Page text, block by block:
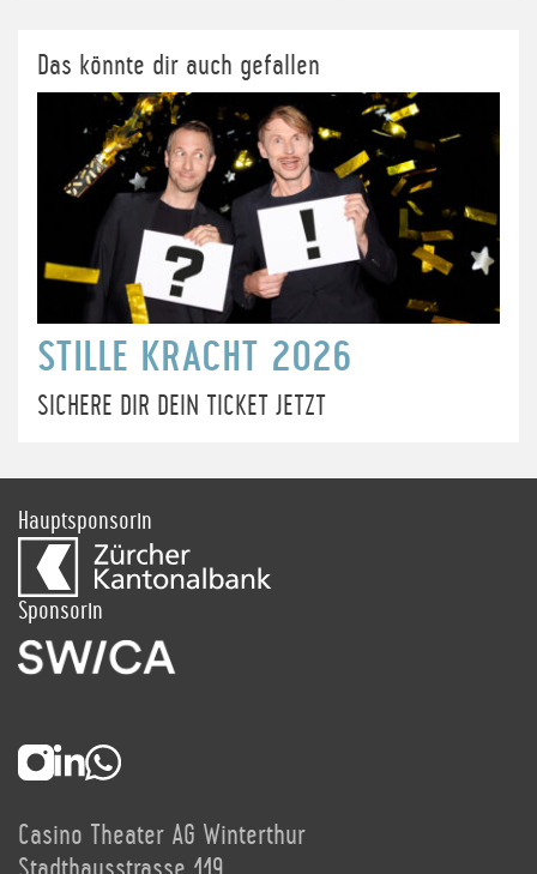
Das könnte dir auch gefallen
STILLE KRACHT 2026
SICHERE DIR DEIN TICKET JETZT
Hauptsponsorin
Sponsorin
Casino Theater AG Winterthur